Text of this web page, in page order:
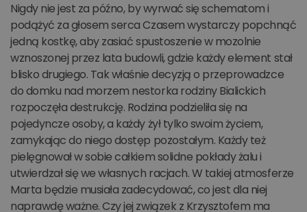
Nigdy nie jest za późno, by wyrwać się schematom i
podążyć za głosem serca Czasem wystarczy popchnąć
jedną kostkę, aby zasiać spustoszenie w mozolnie
wznoszonej przez lata budowli, gdzie każdy element stał
blisko drugiego. Tak właśnie decyzją o przeprowadzce
do domku nad morzem nestorka rodziny Bialickich
rozpoczęła destrukcję. Rodzina podzieliła się na
pojedyncze osoby, a każdy żył tylko swoim życiem,
zamykając do niego dostęp pozostałym. Każdy też
pielęgnował w sobie całkiem solidne pokłady żalu i
utwierdzał się we własnych racjach. W takiej atmosferze
Marta będzie musiała zadecydować, co jest dla niej
naprawdę ważne. Czy jej związek z Krzysztofem ma